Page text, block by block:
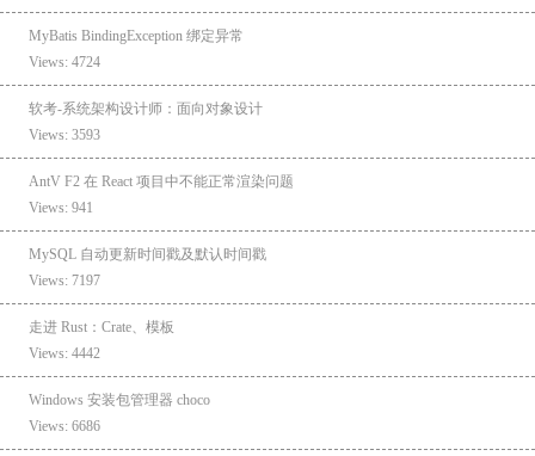
MyBatis BindingException 绑定异常
Views: 4724
软考-系统架构设计师：面向对象设计
Views: 3593
AntV F2 在 React 项目中不能正常渲染问题
Views: 941
MySQL 自动更新时间戳及默认时间戳
Views: 7197
走进 Rust：Crate、模板
Views: 4442
Windows 安装包管理器 choco
Views: 6686